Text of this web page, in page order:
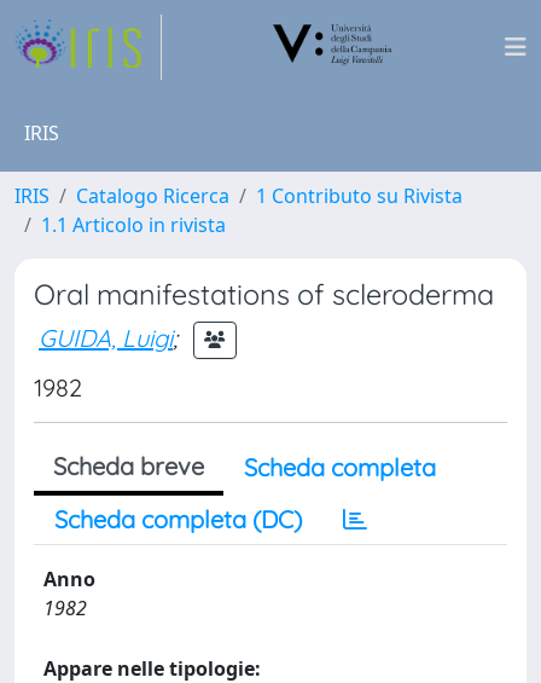
IRIS
IRIS Catalogo Ricerca
1 Contributo su Rivista
1.1 Articolo in rivista
Oral manifestations of scleroderma
GUIDA, Luigi;
1982
Scheda breve
Scheda completa
Scheda completa (DC)
Anno
1982
Appare nelle tipologie: